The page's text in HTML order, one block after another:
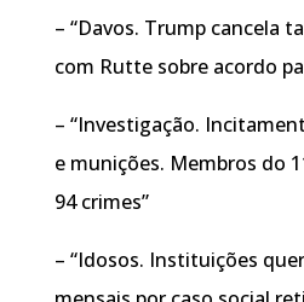
– “Davos. Trump cancela
com Rutte sobre acordo
– “Investigação.
e munições. Membros do
94 crimes”
– “Idosos. Instituições